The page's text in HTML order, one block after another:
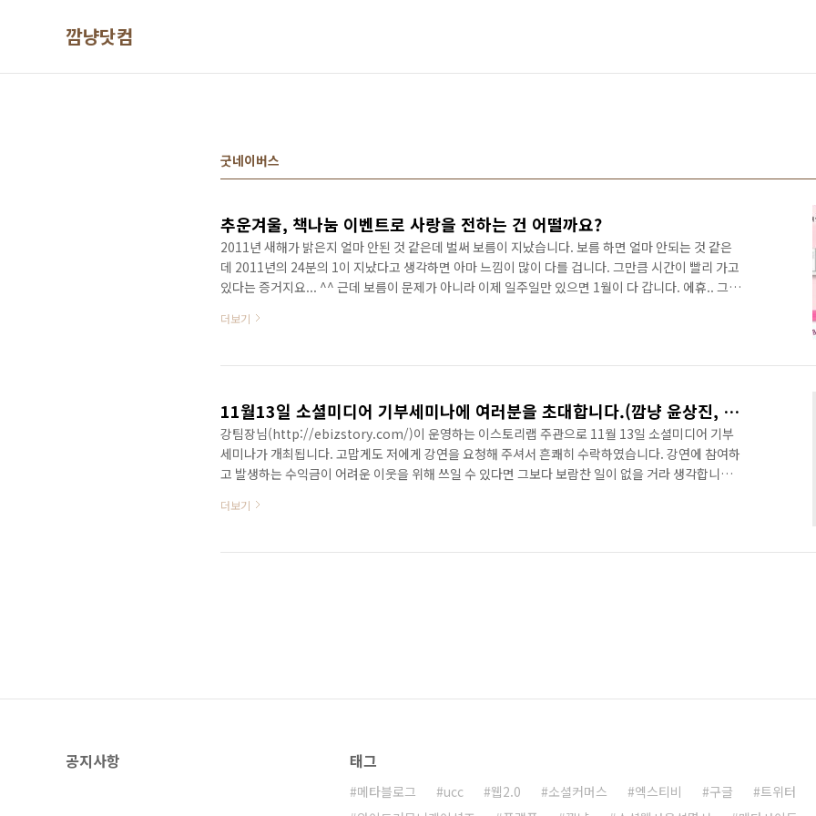
깜냥닷컴
굿네이버스
추운겨울, 책나눔 이벤트로 사랑을 전하는 건 어떨까요?
2011년 새해가 밝은지 얼마 안된 것 같은데 벌써 보름이 지났습니다. 보름 하면 얼마 안되는 것 같은
데 2011년의 24분의 1이 지났다고 생각하면 아마 느낌이 많이 다를 겁니다. 그만큼 시간이 빨리 가고
있다는 증거지요... ^^ 근데 보름이 문제가 아니라 이제 일주일만 있으면 1월이 다 갑니다. 에휴.. 그럼
가요? 요즘 매서운 한파가 불어 닥치면서 어려운 이웃들은 어떻게 지내시는지 걱정이 앞섭니다. 주위
게 직접적으로 도움을 주는 행사는 아니지만 좋은 책나눔 행사가 있어서 소개하고자 합니다. 어쩌..
더보기
11월13일 소셜미디어 기부세미나에 여러분을 초대합니다.(깜냥 윤상진, 강팀장 강의)
강팀장님(http://ebizstory.com/)이 운영하는 이스토리랩 주관으로 11월 13일 소셜미디어 기부
세미나가 개최됩니다. 고맙게도 저에게 강연을 요청해 주셔서 흔쾌히 수락하였습니다. 강연에 참여하
고 발생하는 수익금이 어려운 이웃을 위해 쓰일 수 있다면 그보다 보람찬 일이 없을 거라 생각합니다.
힘을 주시기 바랍니다. 저는 '웹의 소셜화와 비즈니스 패러다임의 변화'라는 주제로 강연을 하게 됩니
석하시는 분중에 '소셜 웹 사용설명서'를 읽으신 독자분이 계시다면 책을 가져오시기 바랍니다. 저자
더보기
공지사항 태그
메타블로그 ucc 웹2.0 소셜커머스 엑스티비 구글
트위터